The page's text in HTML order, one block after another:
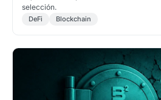
selección.
DeFi Blockchain